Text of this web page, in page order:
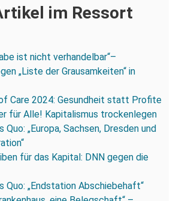
im Ressort
ist nicht verhandelbar“–
„Liste der Grausamkeiten“ in
Care 2024: Gesundheit statt Profite
für Alle! Kapitalismus trockenlegen
Quo: „Europa, Sachsen, Dresden und
für das Kapital: DNN gegen die
Quo: „Endstation Abschiebehaft“